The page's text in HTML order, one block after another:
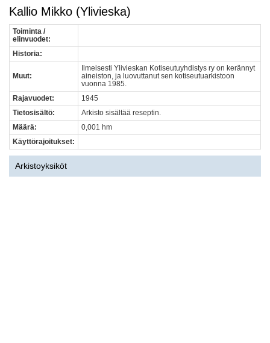
Kallio Mikko (Ylivieska)
Toiminta /
elinvuodet:
Historia:
Muut:
Ilmeisesti Ylivieskan Kotiseutuyhdistys ry on kerännyt
aineiston, ja luovuttanut sen kotiseutuarkistoon
vuonna 1985.
Rajavuodet:
1945
Tietosisältö:
Arkisto sisältää reseptin.
Määrä:
0,001 hm
Käyttörajoitukset:
Arkistoyksiköt